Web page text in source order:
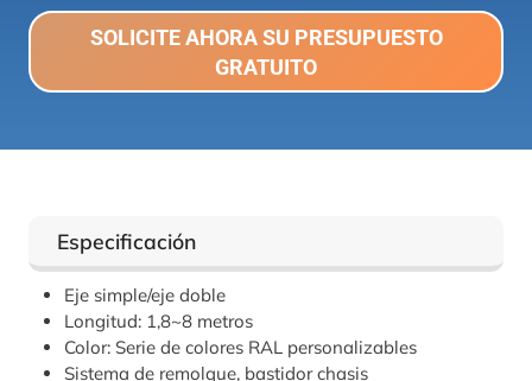
SOLICITE AHORA SU PRESUPUESTO
GRATUITO
Especificación
Eje simple/eje doble
Longitud: 1,8~8 metros
Color: Serie de colores RAL personalizables
Sistema de remolque, bastidor chasis